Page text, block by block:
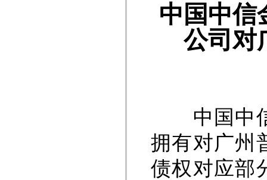
中国中信
公司对
中国中信
拥有对广州
债权对应部